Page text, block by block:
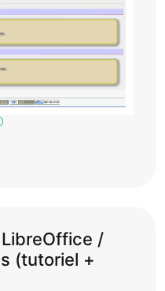
/
(tutoriel +